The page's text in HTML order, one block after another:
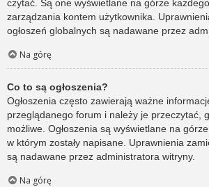
czytać. Są one wyświetlane na górze
zarządzania kontem użytkownika.
ogłoszeń globalnych są nadawane przez
Na górę
Co to są ogłoszenia?
Ogłoszenia często zawierają ważne
przeglądanego forum i należy je przeczytać,
możliwe. Ogłoszenia są wyświetlane na
w którym zostały napisane. Uprawnienia
są nadawane przez administratora witryny.
Na górę